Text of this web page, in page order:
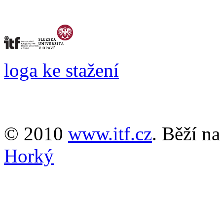
loga ke stažení
© 2010 www.itf.cz. Běží
Horký